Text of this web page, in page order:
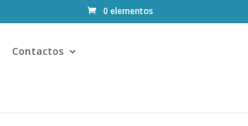
0 elementos
Contactos